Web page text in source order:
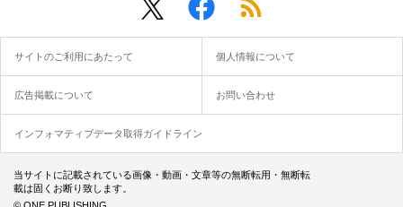
サイトのご利用にあたって 個人情報について
広告掲載について お問い合わせ
インフォマティブデータ取得ガイドライン
当サイトに記載されている画像・動画・文章等の無断転用・無断転
載は固くお断り致します。